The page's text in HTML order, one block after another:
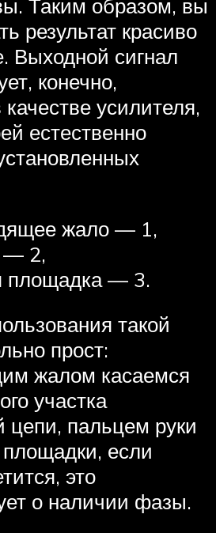
Таким образом, вы
результат красиво
Выходной сигнал
конечно,
усилителя,
естественно
жало — 1,
— 2,
площадка — 3.
такой
прост:
жалом касаемся
участка
цепи, пальцем руки
если
это
о наличии фазы.